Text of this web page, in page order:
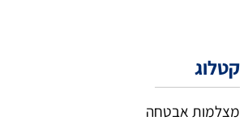
קטלוג
מצלמות אבטחה